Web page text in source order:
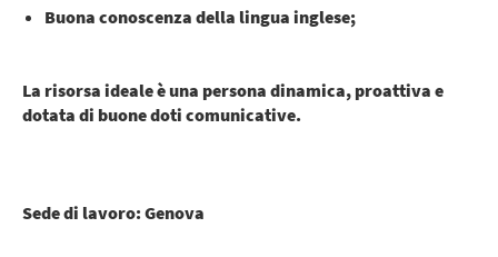
Buona conoscenza della lingua inglese;
La risorsa ideale è una persona dinamica, proattiva e
dotata di buone doti comunicative.
Sede di lavoro: Genova